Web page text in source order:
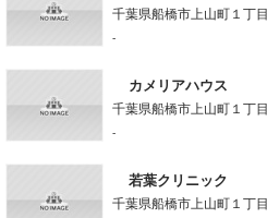
千葉県船橋市上山町１丁目
-
カメリアハウス
千葉県船橋市上山町１丁目
-
若葉クリニック
千葉県船橋市上山町１丁目